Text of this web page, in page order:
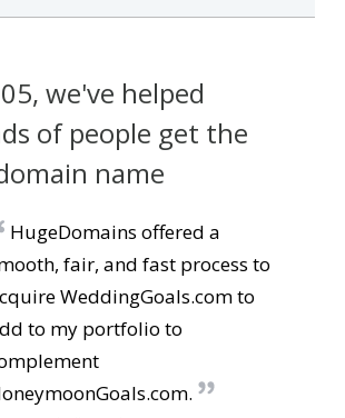
we've helped
of people get the
name
HugeDomains offered a
fair, and fast process to
WeddingGoals.com to
to my portfolio to